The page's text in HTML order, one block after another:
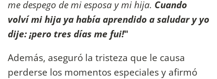
me despego de mi esposa y mi hija. Cuando
volví mi hija ya había aprendido a saludar y yo
dije: ¡pero tres días me fui!"
Además, aseguró la tristeza que le causa
perderse los momentos especiales y afirmó